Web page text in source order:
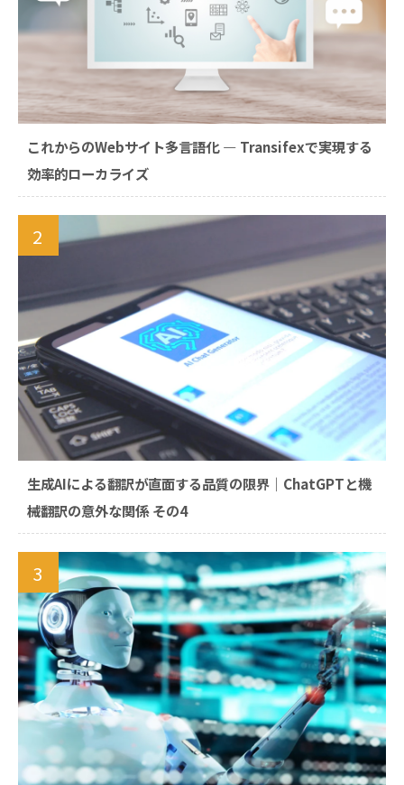
これからのWebサイト多言語化 ― Transifexで実現する
効率的ローカライズ
2
生成AIによる翻訳が直面する品質の限界｜ChatGPTと機
械翻訳の意外な関係 その4
3